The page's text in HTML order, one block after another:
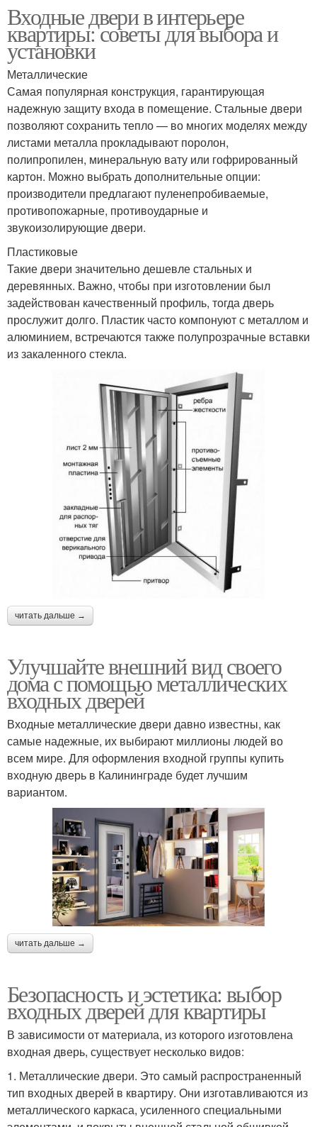
Входные двери в интерьере
квартиры: советы для выбора и
установки
Металлические
Самая популярная конструкция, гарантирующая
надежную защиту входа в помещение. Стальные двери
позволяют сохранить тепло — во многих моделях между
листами металла прокладывают поролон,
полипропилен, минеральную вату или гофрированный
картон. Можно выбрать дополнительные опции:
производители предлагают пуленепробиваемые,
противопожарные, противоударные и
звукоизолирующие двери.
Пластиковые
Такие двери значительно дешевле стальных и
деревянных. Важно, чтобы при изготовлении был
задействован качественный профиль, тогда дверь
прослужит долго. Пластик часто компонуют с металлом и
алюминием, встречаются также полупрозрачные вставки
из закаленного стекла.
читать дальше →
Улучшайте внешний вид своего
дома с помощью металлических
входных дверей
Входные металлические двери давно известны, как
самые надежные, их выбирают миллионы людей во
всем мире. Для оформления входной группы купить
входную дверь в Калининграде будет лучшим
вариантом.
читать дальше →
Безопасность и эстетика: выбор
входных дверей для квартиры
В зависимости от материала, из которого изготовлена
входная дверь, существует несколько видов:
1. Металлические двери. Это самый распространенный
тип входных дверей в квартиру. Они изготавливаются из
металлического каркаса, усиленного специальными